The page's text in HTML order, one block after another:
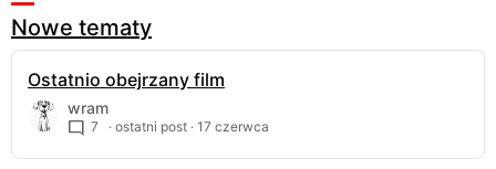
Nowe tematy
Ostatnio obejrzany film
wram
7 · ostatni post · 17 czerwca